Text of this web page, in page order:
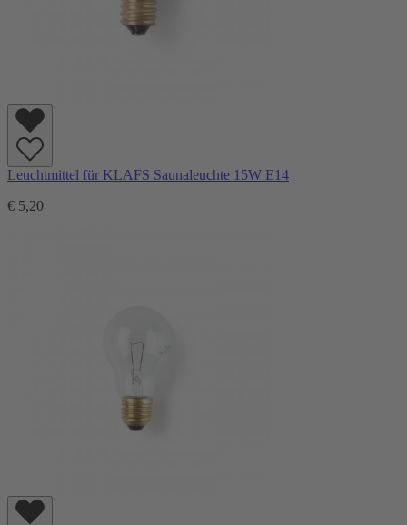
Leuchtmittel für KLAFS Saunaleuchte 15W E14
€ 5,20